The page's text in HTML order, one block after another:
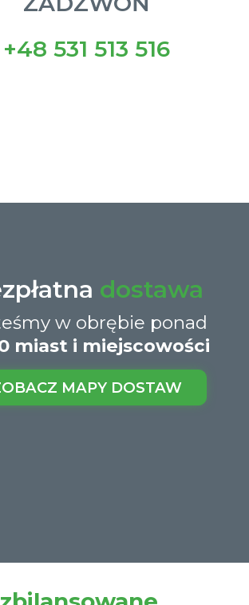
+48 531 513 516
dostawa
w obrębie ponad
miast i miejscowości
MAPY DOSTAW